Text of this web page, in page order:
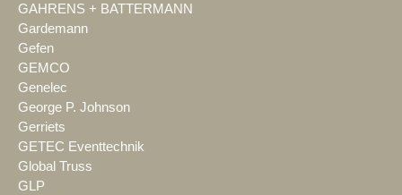
GAHRENS + BATTERMANN
Gardemann
Gefen
GEMCO
Genelec
George P. Johnson
Gerriets
GETEC Eventtechnik
Global Truss
GLP